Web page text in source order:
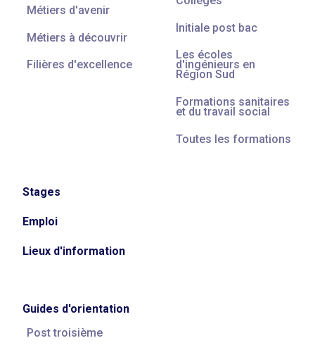
Métiers d'avenir
Métiers à découvrir
Filières d'excellence
Initiale post bac
Les écoles
d'ingénieurs en
Région Sud
Formations sanitaires
et du travail social
Toutes les formations
Stages
Emploi
Lieux d'information
Guides d'orientation
Post troisième